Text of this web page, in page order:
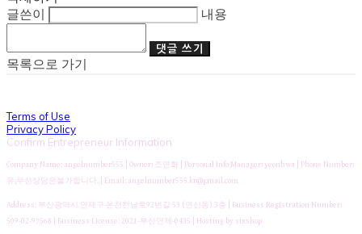
글쓴이
내용
댓글 쓰기
목록으로 가기
Terms of Use
Privacy Policy
Confirm Entrepreneur Information
Company Name: angelnumber555 | Owner: 조연화 | Personal Info Manager: yeonhwa | Phone Number:
유,무선상담은불가합니다. | Email: angelnumber555.kr@gmail.com
Address: 부산광역시 연제구 온천천남로92번길 53 (연산동) 3층 | Business Registration Number:
509-02-97568 | Business License:2021-부산연제-0435 | Hosting by sixshop